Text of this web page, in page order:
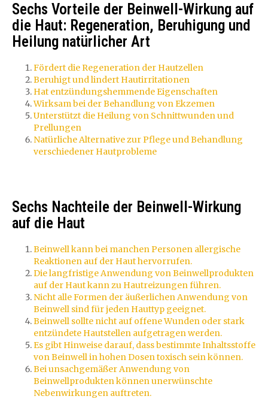
Sechs Vorteile der Beinwell-Wirkung auf
die Haut: Regeneration, Beruhigung und
Heilung natürlicher Art
Fördert die Regeneration der Hautzellen
Beruhigt und lindert Hautirritationen
Hat entzündungshemmende Eigenschaften
Wirksam bei der Behandlung von Ekzemen
Unterstützt die Heilung von Schnittwunden und
Prellungen
Natürliche Alternative zur Pflege und Behandlung
verschiedener Hautprobleme
Sechs Nachteile der Beinwell-Wirkung
auf die Haut
Beinwell kann bei manchen Personen allergische
Reaktionen auf der Haut hervorrufen.
Die langfristige Anwendung von Beinwellprodukten
auf der Haut kann zu Hautreizungen führen.
Nicht alle Formen der äußerlichen Anwendung von
Beinwell sind für jeden Hauttyp geeignet.
Beinwell sollte nicht auf offene Wunden oder stark
entzündete Hautstellen aufgetragen werden.
Es gibt Hinweise darauf, dass bestimmte Inhaltsstoffe
von Beinwell in hohen Dosen toxisch sein können.
Bei unsachgemäßer Anwendung von
Beinwellprodukten können unerwünschte
Nebenwirkungen auftreten.